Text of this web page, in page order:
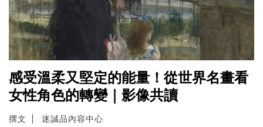
感受溫柔又堅定的能量！從世界名畫看
女性角色的轉變｜影像共讀
撰文 迷誠品內容中心